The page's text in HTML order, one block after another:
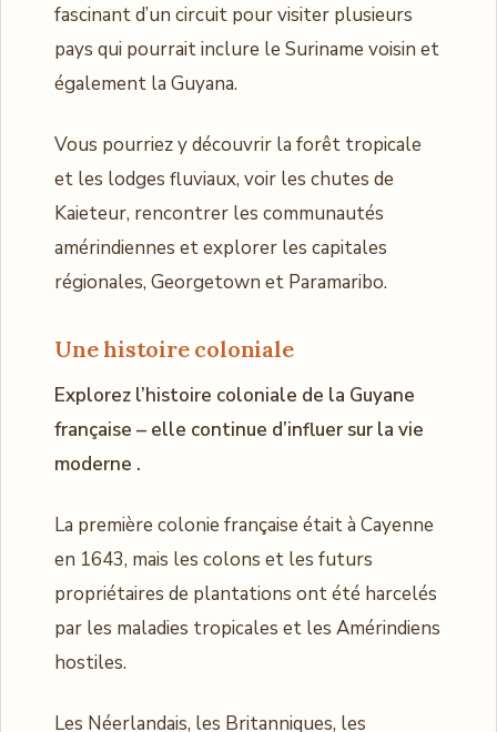
fascinant d’un circuit pour visiter plusieurs
pays qui pourrait inclure le Suriname voisin et
également la Guyana.
Vous pourriez y découvrir la forêt tropicale
et les lodges fluviaux, voir les chutes de
Kaieteur, rencontrer les communautés
amérindiennes et explorer les capitales
régionales, Georgetown et Paramaribo.
Une histoire coloniale
Explorez l’histoire coloniale de la Guyane
française – elle continue d’influer sur la vie
moderne .
La première colonie française était à Cayenne
en 1643, mais les colons et les futurs
propriétaires de plantations ont été harcelés
par les maladies tropicales et les Amérindiens
hostiles.
Les Néerlandais, les Britanniques, les